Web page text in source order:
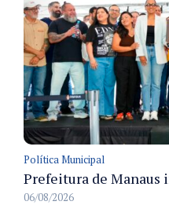
Política Municipal
06/08/2026